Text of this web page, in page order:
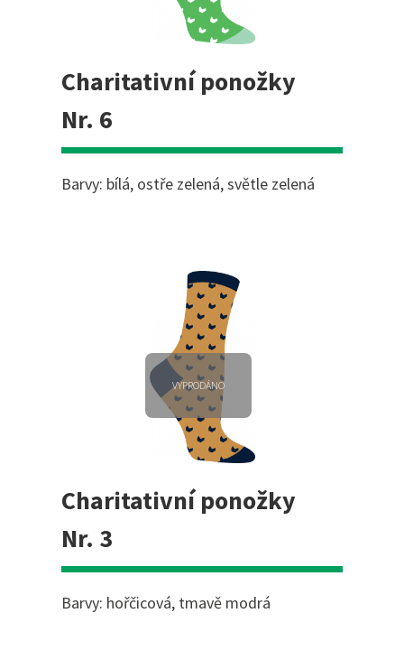
Charitativní ponožky
Nr. 6
Barvy: bílá, ostře zelená, světle zelená
VYPRODÁNO
Charitativní ponožky
Nr. 3
Barvy: hořčicová, tmavě modrá